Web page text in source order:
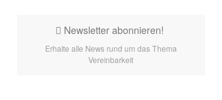
Newsletter abonnieren!
Erhalte alle News rund um das Thema
Vereinbarkeit